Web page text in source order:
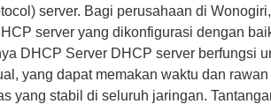
server. Bagi perusahaan di
server yang dikonfigurasi dengan
DHCP Server DHCP server berfungsi
yang dapat memakan waktu dan
yang stabil di seluruh jaringan.